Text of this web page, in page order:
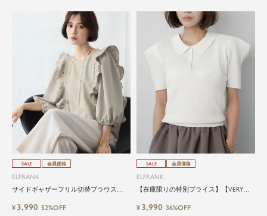
SALE 会員価格
ELFRANK
サイドギャザーフリル切替ブラウス
¥ 3,990 52%OFF
SALE 会員価格
ELFRANK
【在庫限りの特別プライス】【VERY掲
¥ 3,990 36%OFF